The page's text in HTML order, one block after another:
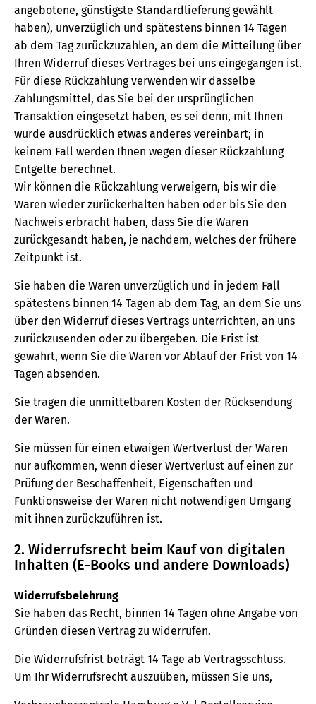
angebotene, günstigste Standardlieferung gewählt
haben), unverzüglich und spätestens binnen 14 Tagen
ab dem Tag zurückzuzahlen, an dem die Mitteilung über
Ihren Widerruf dieses Vertrages bei uns eingegangen ist.
Für diese Rückzahlung verwenden wir dasselbe
Zahlungsmittel, das Sie bei der ursprünglichen
Transaktion eingesetzt haben, es sei denn, mit Ihnen
wurde ausdrücklich etwas anderes vereinbart; in
keinem Fall werden Ihnen wegen dieser Rückzahlung
Entgelte berechnet.
Wir können die Rückzahlung verweigern, bis wir die
Waren wieder zurückerhalten haben oder bis Sie den
Nachweis erbracht haben, dass Sie die Waren
zurückgesandt haben, je nachdem, welches der frühere
Zeitpunkt ist.
Sie haben die Waren unverzüglich und in jedem Fall
spätestens binnen 14 Tagen ab dem Tag, an dem Sie uns
über den Widerruf dieses Vertrags unterrichten, an uns
zurückzusenden oder zu übergeben. Die Frist ist
gewahrt, wenn Sie die Waren vor Ablauf der Frist von 14
Tagen absenden.
Sie tragen die unmittelbaren Kosten der Rücksendung
der Waren.
Sie müssen für einen etwaigen Wertverlust der Waren
nur aufkommen, wenn dieser Wertverlust auf einen zur
Prüfung der Beschaffenheit, Eigenschaften und
Funktionsweise der Waren nicht notwendigen Umgang
mit ihnen zurückzuführen ist.
2. Widerrufsrecht beim Kauf von digitalen
Inhalten (E-Books und andere Downloads)
Widerrufsbelehrung
Sie haben das Recht, binnen 14 Tagen ohne Angabe von
Gründen diesen Vertrag zu widerrufen.
Die Widerrufsfrist beträgt 14 Tage ab Vertragsschluss.
Um Ihr Widerrufsrecht auszuüben, müssen Sie uns,